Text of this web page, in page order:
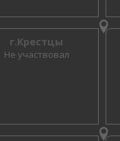
г.Крестцы
Не участвовал